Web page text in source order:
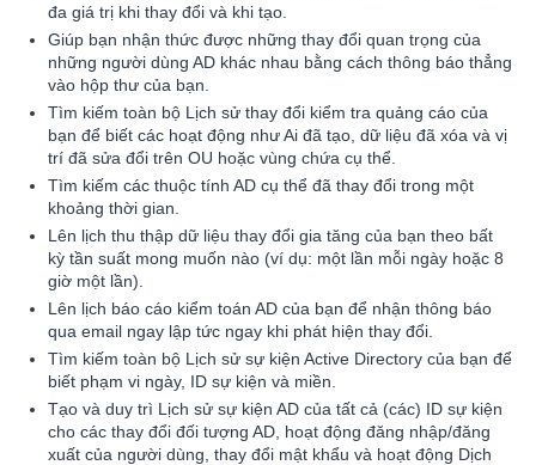
đa giá trị khi thay đổi và khi tạo.
Giúp bạn nhận thức được những thay đổi quan trọng của
những người dùng AD khác nhau bằng cách thông báo thẳng
vào hộp thư của bạn.
Tìm kiếm toàn bộ Lịch sử thay đổi kiểm tra quảng cáo của
bạn để biết các hoạt động như Ai đã tạo, dữ liệu đã xóa và vị
trí đã sửa đổi trên OU hoặc vùng chứa cụ thể.
Tìm kiếm các thuộc tính AD cụ thể đã thay đổi trong một
khoảng thời gian.
Lên lịch thu thập dữ liệu thay đổi gia tăng của bạn theo bất
kỳ tần suất mong muốn nào (ví dụ: một lần mỗi ngày hoặc 8
giờ một lần).
Lên lịch báo cáo kiểm toán AD của bạn để nhận thông báo
qua email ngay lập tức ngay khi phát hiện thay đổi.
Tìm kiếm toàn bộ Lịch sử sự kiện Active Directory của bạn để
biết phạm vi ngày, ID sự kiện và miền.
Tạo và duy trì Lịch sử sự kiện AD của tất cả (các) ID sự kiện
cho các thay đổi đối tượng AD, hoạt động đăng nhập/đăng
xuất của người dùng, thay đổi mật khẩu và hoạt động Dịch